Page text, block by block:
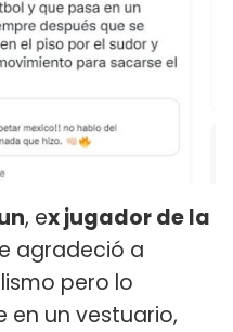
, ex jugador de la
agradeció a
pero lo
en un vestuario,